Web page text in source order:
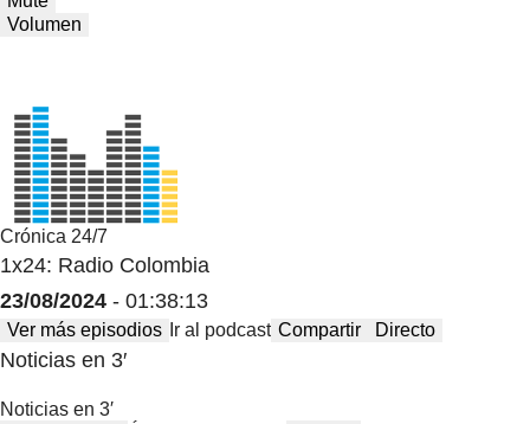
Volumen
Crónica 24/7
1x24: Radio Colombia
23/08/2024 - 01:38:13
Ver más episodios Ir al podcast Compartir Directo
Noticias en 3′
Noticias en 3′